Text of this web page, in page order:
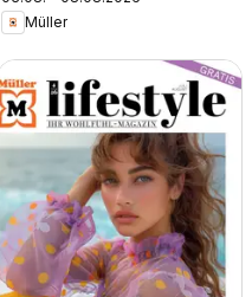
Müller